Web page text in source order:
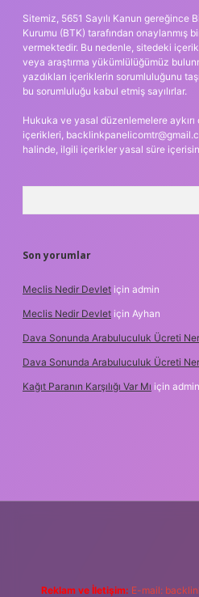
Sitemiz, 5651 Sayılı Kanun gereğince
Kurumu (BTK) tarafından onaylanmış
vermektedir. Bu nedenle, sitedeki
veya araştırma yükümlülüğümüz
yazdıkları içeriklerin sorumluluğunu
bu sorumluluğu kabul etmiş sayılırlar.
Hukuka ve yasal düzenlemelere
içerikleri,
halinde, ilgili içerikler yasal süre
Son yorumlar
Meclis Nedir Devlet için admin
Meclis Nedir Devlet için Ayhan
Dava Sonunda Arabuluculuk Ücreti
Dava Sonunda Arabuluculuk Ücreti
Kağıt Paranın Karşılığı Var Mı için admin
Reklam ve İletişim: E-mail: